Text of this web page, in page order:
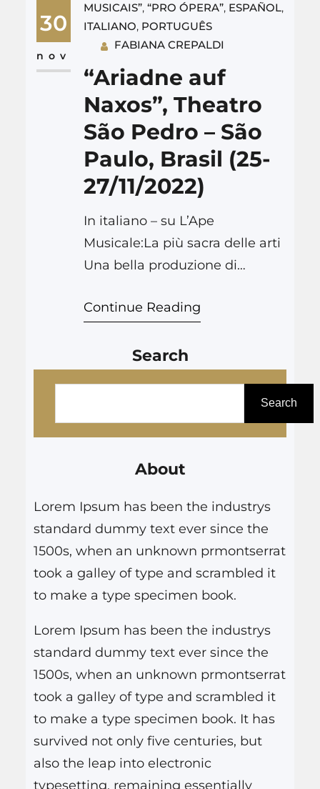
Hugo von Hofmannsthal (1874-
1929) Theatro São Pedro, 25 y
27 de noviembre de 2022
Dirección musical: Felix
KriegerDirección de escena:
Pablo Maritano Ariadne: Eiko
Senda, sopranoZerbinetta:
Carla…
30
nov
MUSICAIS”, “PRO ÓPERA”, ESPAÑOL,
ITALIANO, PORTUGUÊS
FABIANA CREPALDI
“Ariadne auf
Naxos”, Theatro
São Pedro – São
Paulo, Brasil (25-
27/11/2022)
In italiano – su L’Ape
Musicale:La più sacra delle arti
Una bella produzione di
tema della crescita e del
bella prova di Luisa
Compositore) alla scoperta di
sé. Degni di nota anche i
progetti di inclusione dedicati
Continue Reading
Search
s
a
r
Search
About
Lorem Ipsum has been the industrys
standard dummy text ever since the
1500s, when an unknown prmontserrat
took a galley of type and scrambled it
to make a type specimen book.
Lorem Ipsum has been the industrys
standard dummy text ever since the
1500s, when an unknown prmontserrat
took a galley of type and scrambled it
to make a type specimen book. It has
survived not only five centuries, but
also the leap into electronic
typesetting, remaining essentially